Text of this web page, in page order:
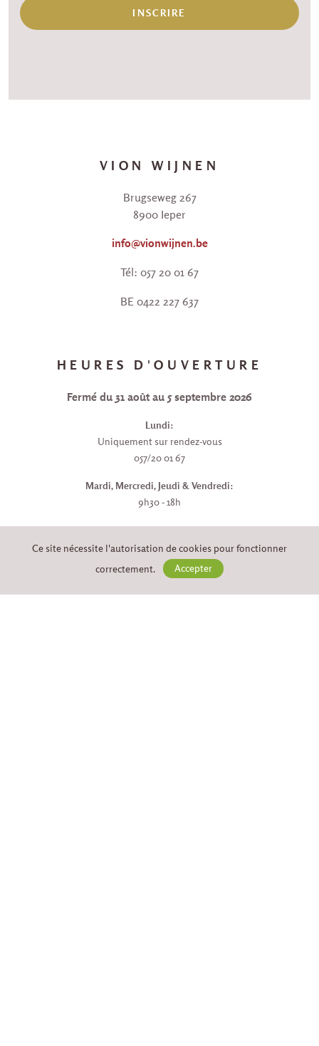
INSCRIRE
VION WIJNEN
Brugseweg 267
8900 Ieper
info@vionwijnen.be
Tél: 057 20 01 67
BE 0422 227 637
HEURES D'OUVERTURE
Fermé du 31 août au 5 septembre 2026
Lundi:
Uniquement sur rendez-vous
057/20 01 67
Mardi, Mercredi, Jeudi & Vendredi:
9h30 - 18h
Samedi:
9h30 - 17h
Dimanche:
Ce site nécessite l'autorisation de cookies pour fonctionner
correctement.
Accepter